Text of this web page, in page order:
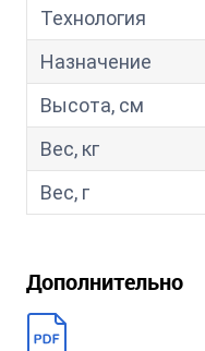
Технология
Назначение
Высота, см
Вес, кг
Вес, г
Дополнительно